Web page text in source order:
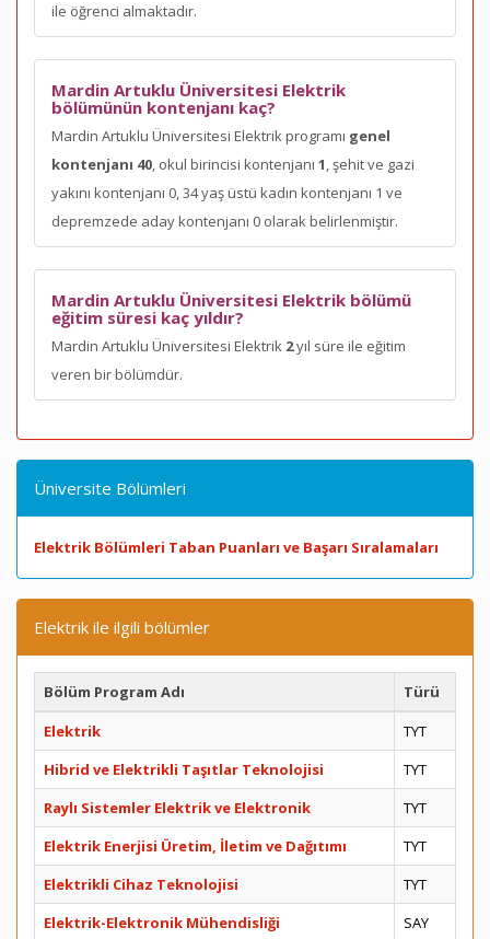
ile öğrenci almaktadır.
Mardin Artuklu Üniversitesi Elektrik
bölümünün kontenjanı kaç?
Mardin Artuklu Üniversitesi Elektrik programı genel
kontenjanı 40, okul birincisi kontenjanı 1, şehit ve gazi
yakını kontenjanı 0, 34 yaş üstü kadın kontenjanı 1 ve
depremzede aday kontenjanı 0 olarak belirlenmiştir.
Mardin Artuklu Üniversitesi Elektrik bölümü
eğitim süresi kaç yıldır?
Mardin Artuklu Üniversitesi Elektrik 2yıl süre ile eğitim
veren bir bölümdür.
Üniversite Bölümleri
Elektrik Bölümleri Taban Puanları ve Başarı Sıralamaları
Elektrik ile ilgili bölümler
Bölüm Program Adı
Türü
Elektrik
TYT
Hibrid ve Elektrikli Taşıtlar Teknolojisi
TYT
Raylı Sistemler Elektrik ve Elektronik
TYT
Elektrik Enerjisi Üretim, İletim ve Dağıtımı
TYT
Elektrikli Cihaz Teknolojisi
TYT
Elektrik-Elektronik Mühendisliği
SAY